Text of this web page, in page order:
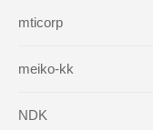
mticorp
meiko-kk
NDK